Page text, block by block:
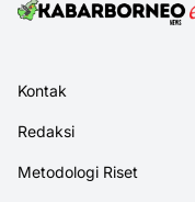
Kontak
Redaksi
Metodologi Riset